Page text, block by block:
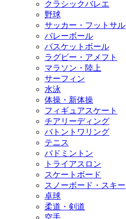
クラシックバレエ
野球
サッカー・フットサル
バレーボール
バスケットボール
ラグビー・アメフト
マラソン・陸上
サーフィン
水泳
体操・新体操
フィギュアスケート
チアリーディング
バトントワリング
テニス
バドミントン
トライアスロン
スケートボード
スノーボード・スキー
卓球
柔道・剣道
空手